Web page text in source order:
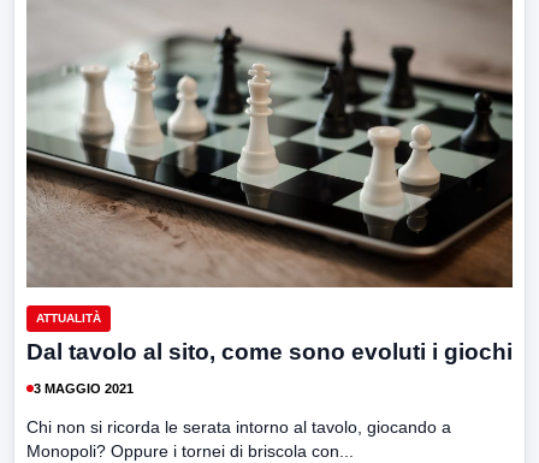
ATTUALITÀ
Dal tavolo al sito, come sono evoluti i giochi
3 MAGGIO 2021
Chi non si ricorda le serata intorno al tavolo, giocando a
Monopoli? Oppure i tornei di briscola con...